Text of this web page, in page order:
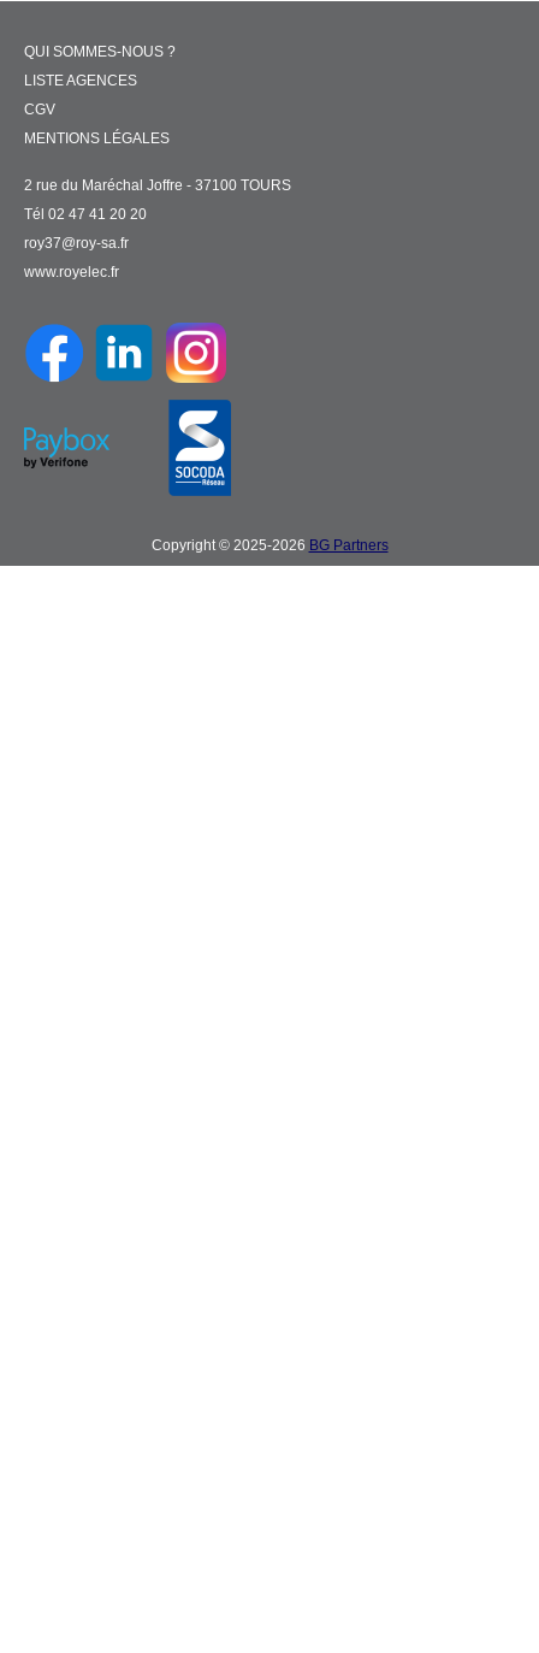
QUI SOMMES-NOUS ?
LISTE AGENCES
CGV
MENTIONS LÉGALES
2 rue du Maréchal Joffre - 37100 TOURS
Tél 02 47 41 20 20
roy37@roy-sa.fr
www.royelec.fr
Copyright © 2025-2026 BG Partners